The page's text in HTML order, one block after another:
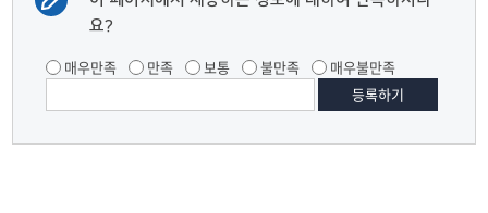
요?
매우만족 만족 보통 불만족 매우불만족